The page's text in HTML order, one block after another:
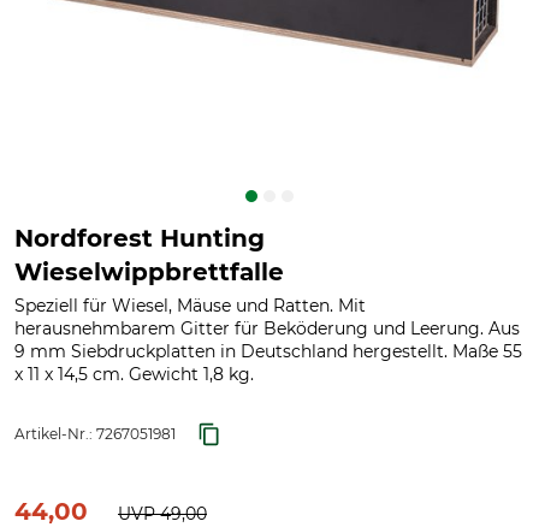
Nordforest Hunting
Wieselwippbrettfalle
Speziell für Wiesel, Mäuse und Ratten. Mit
herausnehmbarem Gitter für Beköderung und Leerung. Aus
9 mm Siebdruckplatten in Deutschland hergestellt. Maße 55
x 11 x 14,5 cm. Gewicht 1,8 kg.
Artikel-Nr.: 7267051981
44,00 UVP49,00